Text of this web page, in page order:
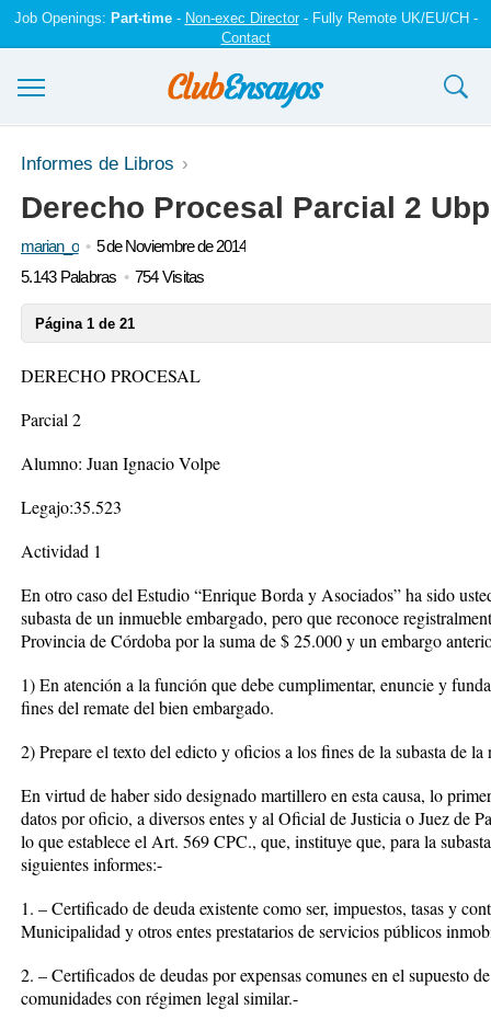
Job Openings: Part-time- Non-exec Director- Fully Remote UK/EU/CH -
Contact
Ensayos y trabajos
Registrarse
Iniciar sesión
Informes de Libros
Derecho Procesal Parcial 2 Ubp
marian_o
5 de Noviembre de 2014
5.143 Palabras
754 Visitas
Página 1 de 21
DERECHO PROCESAL
Parcial 2
Alumno: Juan Ignacio Volpe
Legajo:35.523
Actividad 1
En otro caso del Estudio “Enrique Borda y Asociados” ha sido
subasta de un inmueble embargado, pero que reconoce
Provincia de Córdoba por la suma de $ 25.000 y un embargo
1) En atención a la función que debe cumplimentar, enuncie y
fines del remate del bien embargado.
2) Prepare el texto del edicto y oficios a los fines de la subasta de la
En virtud de haber sido designado martillero en esta causa, lo
datos por oficio, a diversos entes y al Oficial de Justicia o Juez de
lo que establece el Art. 569 CPC., que, instituye que, para la
siguientes informes:-
1. – Certificado de deuda existente como ser, impuestos, tasas y
Municipalidad y otros entes prestatarios de servicios públicos
2. – Certificados de deudas por expensas comunes en el supuesto
comunidades con régimen legal similar.-